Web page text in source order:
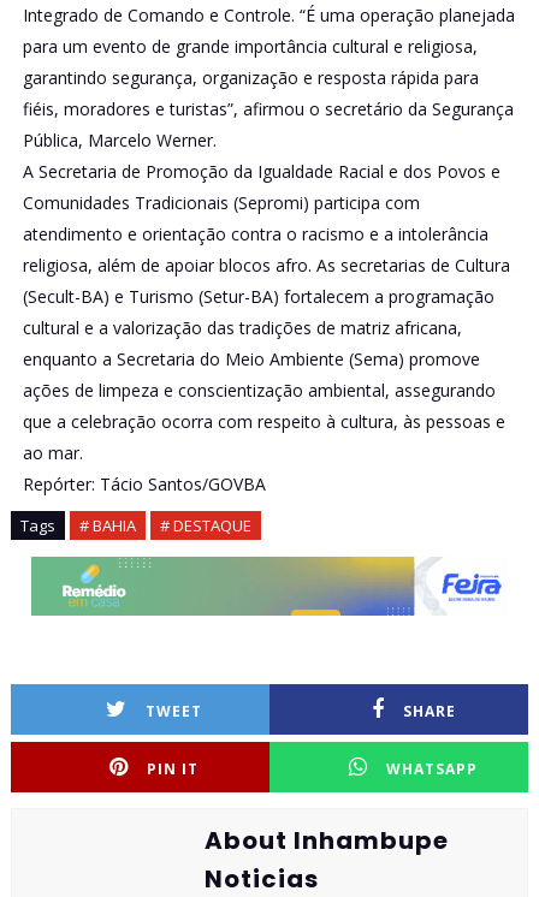
Integrado de Comando e Controle. “É uma operação planejada
para um evento de grande importância cultural e religiosa,
garantindo segurança, organização e resposta rápida para
fiéis, moradores e turistas”, afirmou o secretário da Segurança
Pública, Marcelo Werner.
A Secretaria de Promoção da Igualdade Racial e dos Povos e
Comunidades Tradicionais (Sepromi) participa com
atendimento e orientação contra o racismo e a intolerância
religiosa, além de apoiar blocos afro. As secretarias de Cultura
(Secult-BA) e Turismo (Setur-BA) fortalecem a programação
cultural e a valorização das tradições de matriz africana,
enquanto a Secretaria do Meio Ambiente (Sema) promove
ações de limpeza e conscientização ambiental, assegurando
que a celebração ocorra com respeito à cultura, às pessoas e
ao mar.
Repórter: Tácio Santos/GOVBA
Tags # BAHIA # DESTAQUE
TWEET SHARE
PIN IT WHATSAPP
About Inhambupe
Noticias